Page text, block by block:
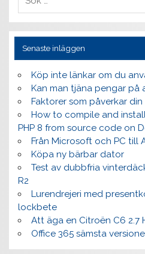
Senaste inläggen
Köp inte länkar om du
Kan man tjäna pengar på
Faktorer som påverkar
How to compile and
PHP 8 from source code on
Från Microsoft och PC till
Köpa ny bärbar dator
Test av dubbfria
R2
Lurendrejeri med
lockbete
Att äga en Citroën C6 2.7
Office 365 sämsta